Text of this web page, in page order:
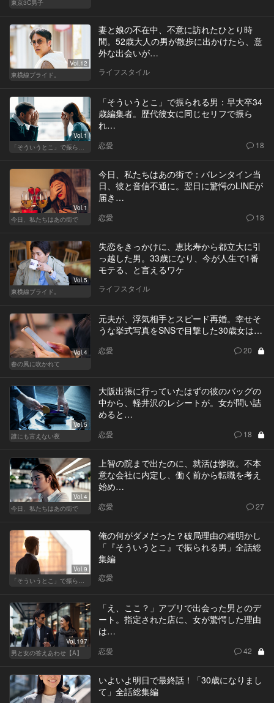
東京3C男子
Vol.12
東横線プライド。
妻と娘の不在中、不意に訪れたひとり時
間。52歳大人の男が散歩に出かけたら、意
外な出会いが…
ライフスタイル
Vol.1
「そういうとこ」で振られる男
「そういうとこ」で振られる男：早大卒34
歳編集者。歴代彼女に同じセリフで振ら
れ…
恋愛 18
Vol.1
今日、私たちはあの街で
今日、私たちはあの街で：バレンタイン当
日、彼と音信不通に。翌日に驚愕のLINEが
届き…
恋愛 18
Vol.5
東横線プライド。
失恋をきっかけに、恵比寿から都立大に引
っ越した男。33歳になり、今が人生で1番
モテる、と言えるワケ
ライフスタイル
Vol.4
春の風に吹かれて
元夫が、浮気相手とスピード再婚。幸せそ
うな挙式写真をSNSで目撃した30歳女は…
恋愛 20
Vol.5
誰にも言えない夜
大阪出張に行っていたはずの彼のバッグの
中から、軽井沢のレシートが。女が問い詰
めると…
恋愛 18
Vol.4
今日、私たちはあの街で
上智の院まで出たのに、就活は惨敗。不本
意な会社に内定し、働く前から転職を考え
始め…
恋愛 27
Vol.9
俺の何がダメだった？破局理由の種明かし
「『そういうとこ』で振られる男」全話総
集編
恋愛
Vol.197
男と女の答えあわせ【A】
「え、ここ？」アプリで出会った男とのデ
ート。指定された店に、女が驚愕した理由
は…
恋愛 42
いよいよ明日で最終話！「30歳になりまし
て」全話総集編